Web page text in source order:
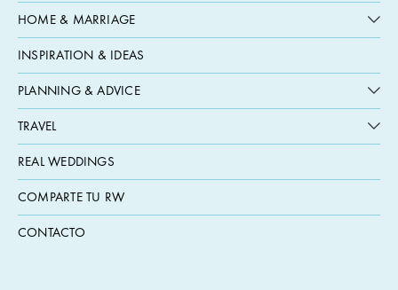
HOME & MARRIAGE
INSPIRATION & IDEAS
PLANNING & ADVICE
TRAVEL
REAL WEDDINGS
COMPARTE TU RW
CONTACTO